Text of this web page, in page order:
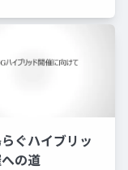
ぐハイブリッ
の道